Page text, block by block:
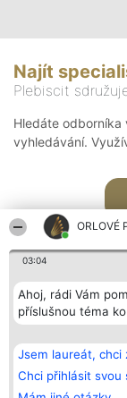
ORLOVÉ
03:04
Ahoj, rádi Vám
příslušnou téma
Jsem laureát, chci
Chci přihlásit svou
Najít
Plebiscit
Hledáte odborníka
vyhledávání.
Bright Side Solutions sp. z
o. sp. k.
ul. Ruska 22
Wrocław 50-079